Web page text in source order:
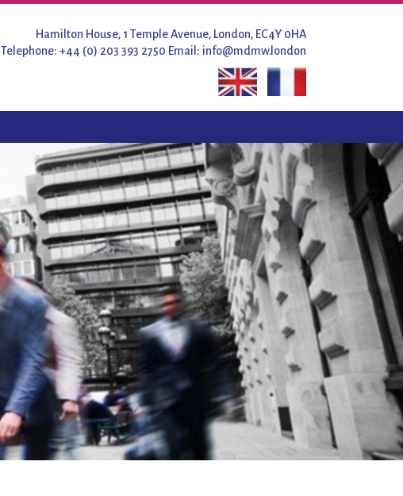
Hamilton House, 1 Temple Avenue, London, EC4Y 0HA
Telephone: +44 (0) 203 393 2750 Email: info@mdmw.london